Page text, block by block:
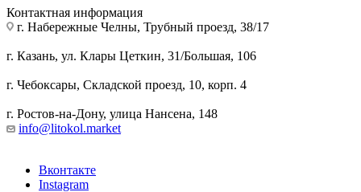
Контактная информация
г. Набережные Челны, Трубный проезд, 38/17
г. Казань, ул. Клары Цеткин, 31/Большая, 106
г. Чебоксары, Складской проезд, 10, корп. 4
г. Ростов-на-Дону, улица Нансена, 148
info@litokol.market
Вконтакте
Instagram